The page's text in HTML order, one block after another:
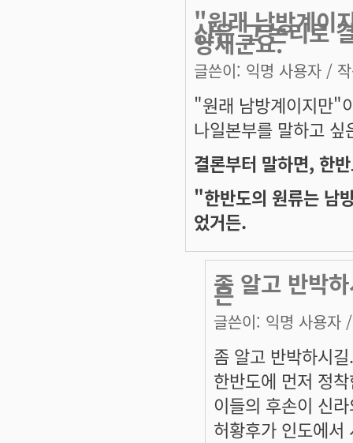
"원래 남방계이
신은 그 논리로
양새군요.
글쓴이: 익명 사용자 /
"원래 남방계이지만"
나일본부를 말하고 싶
결론부터 말하면, 한
"한반도의 원류는 남
었거든.
좀 알고 반박
은
글쓴이: 익명 사용자
좀 알고 반박하시길.
한반도에 먼저 정
이들의 후손이 신
허황후가 인도에서